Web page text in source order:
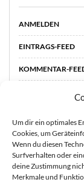
Um dir ein optimales
Cookies, um
Wenn du diesen
Surfverhalten oder
deine Zustimmung
Merkmale und
ANMELDEN
EINTRAGS-FEED
KOMMENTAR-